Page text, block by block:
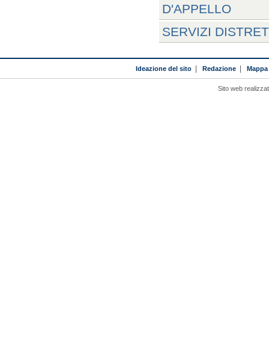
D'APPELLO
SERVIZI
Ideazione del sito| Redazione|
Sito web